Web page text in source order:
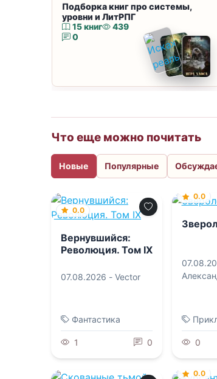
Подборка книг про системы,
уровни и ЛитРПГ
15 книг
439
0
Что еще можно почитать
Новые Популярные
0.0
Вернувшийся:
Революция. Том IX
07.08.2026 - Vector
Фантастика
1 0
0.0
0
0.0